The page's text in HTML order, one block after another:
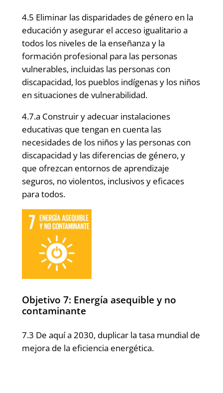
4.5 Eliminar las disparidades de género en la
educación y asegurar el acceso igualitario a
todos los niveles de la enseñanza y la
formación profesional para las personas
vulnerables, incluidas las personas con
discapacidad, los pueblos indígenas y los niños
en situaciones de vulnerabilidad.
4.7.a Construir y adecuar instalaciones
educativas que tengan en cuenta las
necesidades de los niños y las personas con
discapacidad y las diferencias de género, y
que ofrezcan entornos de aprendizaje
seguros, no violentos, inclusivos y eficaces
para todos.
Objetivo 7: Energía asequible y no
contaminante
7.3 De aquí a 2030, duplicar la tasa mundial de
mejora de la eficiencia energética.